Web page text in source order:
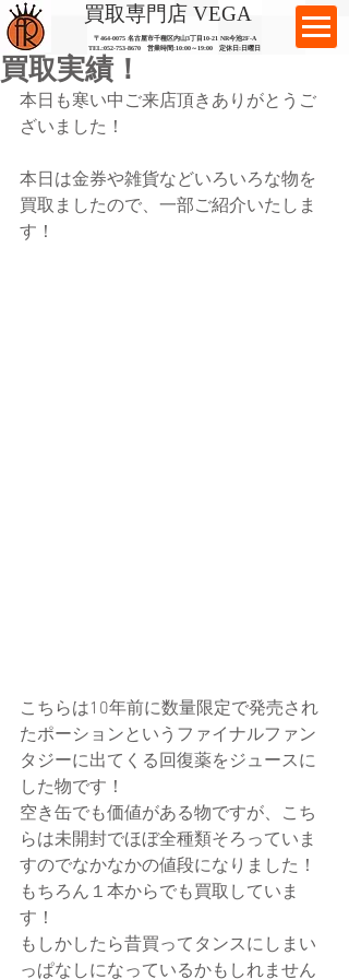
​買取専門店 VEGA
〒464-0075 名古屋市千種区内山3丁目10-21 ​ NR今池2F-A​
TEL:052-753-8670 営業時間:10:00～19:00​ 定休日:日曜日
買取実績！
本日も寒い中ご来店頂きありがとうご
ざいました！
本日は金券や雑貨などいろいろな物を
買取ましたので、一部ご紹介いたしま
す！
こちらは10年前に数量限定で発売され
たポーションというファイナルファン
タジーに出てくる回復薬をジュースに
した物です！
空き缶でも価値がある物ですが、こち
らは未開封でほぼ全種類そろっていま
すのでなかなかの値段になりました！
もちろん１本からでも買取していま
す！
もしかしたら昔買ってタンスにしまい
っぱなしになっているかもしれません